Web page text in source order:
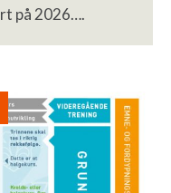
på 2026….